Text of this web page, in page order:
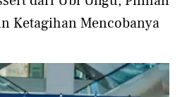
Ketagihan Mencobanya